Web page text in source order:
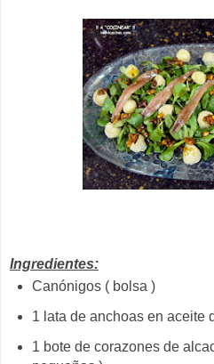
Ingredientes:
Canónigos ( bolsa )
1 lata de anchoas en aceite
1 bote de corazones de